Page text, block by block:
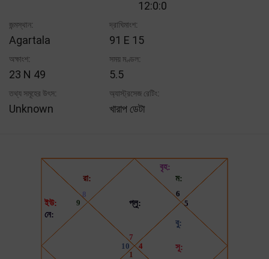
12:0:0
জন্মস্থান:
Agartala
দ্রাঘিমাংশ:
91 E 15
অক্ষাংশ:
23 N 49
সময় মণ্ডল:
5.5
তথ্য সমূহের উৎস:
Unknown
অ্যাস্ট্রসেজ রেটিং:
খারাপ ডেটা